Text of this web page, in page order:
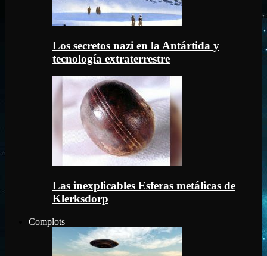
Los secretos nazi en la Antártida y
tecnología extraterrestre
Las inexplicables Esferas metálicas de
Klerksdorp
Complots